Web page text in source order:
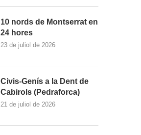
10 nords de Montserrat en
24 hores
23 de juliol de 2026
Civis-Genís a la Dent de
Cabirols (Pedraforca)
21 de juliol de 2026